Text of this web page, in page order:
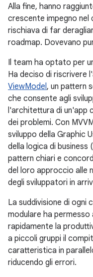
Alla fine, hanno
crescente impegno nel
rischiava di far
roadmap. Dovevano
Il team ha optato per
Ha deciso di riscrivere
ViewModel, un pattern
che consente agli
l'architettura di un'app
dei problemi. Con
sviluppo della Graphic
della logica di
pattern chiari e
del loro approccio alle
degli sviluppatori in
La suddivisione di ogni
modulare ha
rapidamente la
a piccoli gruppi il
caratteristica in
riducendo gli errori.